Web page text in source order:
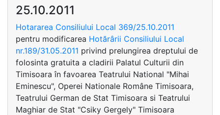
25.10.2011
Hotararea Consiliului Local 369/25.10.2011
pentru modificarea Hotărârii Consiliului Local
nr.189/31.05.2011 privind prelungirea dreptului de
folosinta gratuita a cladirii Palatul Culturii din
Timisoara în favoarea Teatrului National "Mihai
Eminescu", Operei Nationale Române Timisoara,
Teatrului German de Stat Timisoara si Teatrului
Maghiar de Stat "Csiky Gergely" Timisoara